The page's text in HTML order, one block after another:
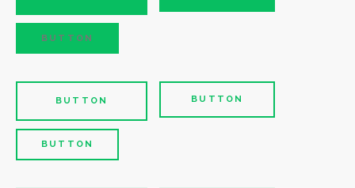
BUTTON
BUTTON BUTTON
BUTTON